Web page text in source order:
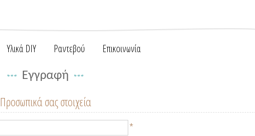
Υλικά DIY Ραντεβού Επικοινωνία
Εγγραφή
Προσωπικά σας στοιχεία
*